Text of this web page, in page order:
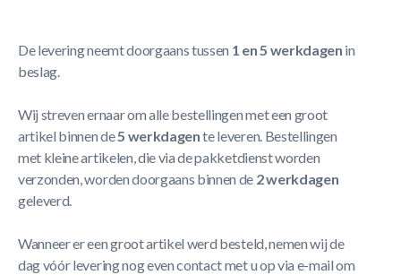
De levering neemt doorgaans tussen 1 en 5 werkdagen in
beslag.
Wij streven ernaar om alle bestellingen met een groot
artikel binnen de5 werkdagente leveren. Bestellingen
met kleine artikelen, die via de pakketdienst worden
verzonden, worden doorgaans binnen de 2 werkdagen
geleverd.
Wanneer er een groot artikel werd besteld, nemen wij de
dag vóór levering nog even contact met u op via e-mail om